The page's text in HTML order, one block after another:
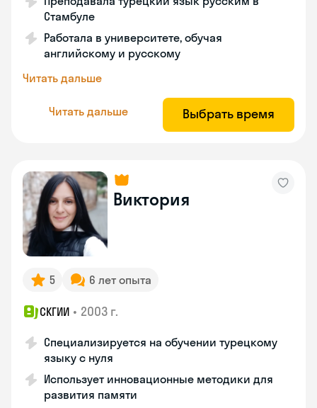
Стамбуле
Работала в университете, обучая
английскому и русскому
Читать дальше
Читать дальше Выбрать время
Виктория
5 6 лет опыта
СКГИИ • 2003 г.
Специализируется на обучении турецкому
языку с нуля
Использует инновационные методики для
развития памяти